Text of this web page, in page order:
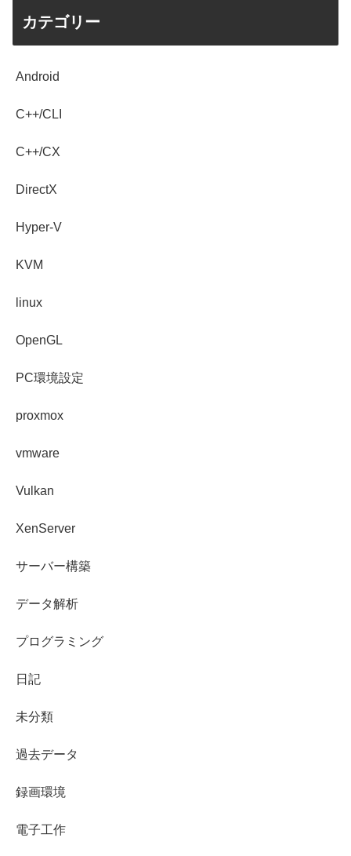
カテゴリー
Android
C++/CLI
C++/CX
DirectX
Hyper-V
KVM
linux
OpenGL
PC環境設定
proxmox
vmware
Vulkan
XenServer
サーバー構築
データ解析
プログラミング
日記
未分類
過去データ
録画環境
電子工作